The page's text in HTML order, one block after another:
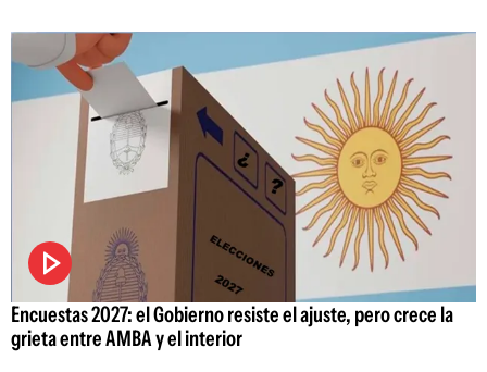
Encuestas 2027: el Gobierno resiste el ajuste, pero crece la
grieta entre AMBA y el interior